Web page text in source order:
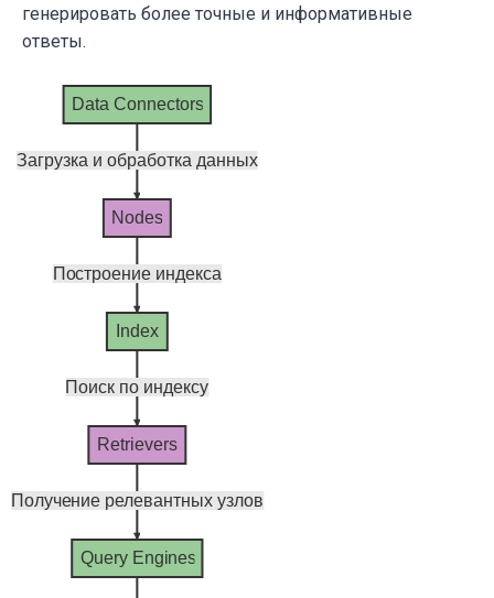
генерировать более точные и информативные
ответы.